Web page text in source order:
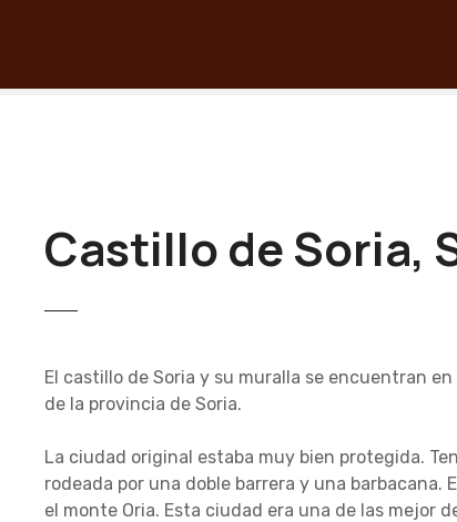
t
Castillo de Soria,
El castillo de Soria y su muralla se encuentran
de la provincia de Soria.
La ciudad original estaba muy bien protegida.
rodeada por una doble barrera y una barbacana.
el monte Oria. Esta ciudad era una de las mejor